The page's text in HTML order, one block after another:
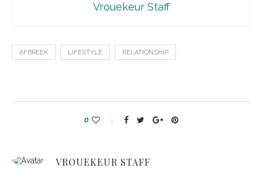
Vrouekeur Staff
AFBREEK LIFESTYLE RELATIONSHIP
0
VROUEKEUR STAFF